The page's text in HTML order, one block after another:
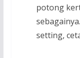
potong
setting,